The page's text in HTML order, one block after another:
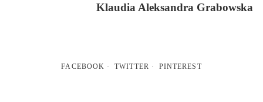
Klaudia Aleksandra Grabowska
FACEBOOK TWITTER PINTEREST